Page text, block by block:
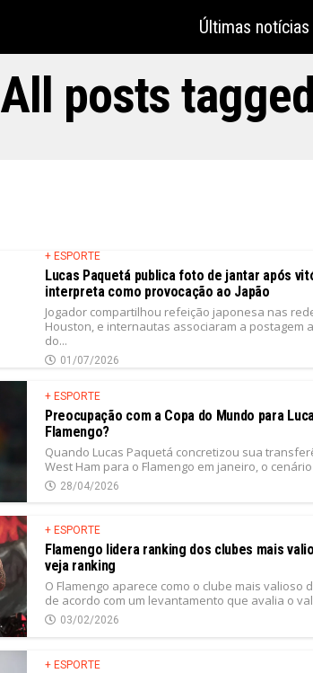
Últimas notícias
All posts
+ ESPORTE
Lucas Paquetá publica foto de jantar após
interpreta como provocação ao Japão
Jogador compartilhou refeição japonesa nas
Houston, e internautas associaram a postagem
do...
01/07/2026
+ ESPORTE
Preocupação com a Copa do Mundo para
Flamengo?
Quando Lucas Paquetá concretizou sua
West Ham para o Flamengo em janeiro, o
28/04/2026
+ ESPORTE
Flamengo lidera ranking dos clubes mais
veja ranking
O Flamengo aparece como o clube mais valioso
de acordo com um levantamento que avalia o
03/02/2026
+ ESPORTE